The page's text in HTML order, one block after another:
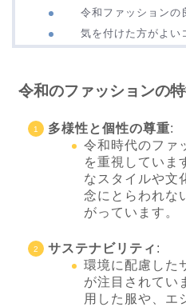
令和ファッションの
気を付けた方がよい
令和のファッションの
多様性と個性の尊重:
令和時代のファ
を重視していま
なスタイルや文
念にとらわれな
がっています。
サステナビリティ :
環境に配慮した
が注目されてい
用した服や、エ